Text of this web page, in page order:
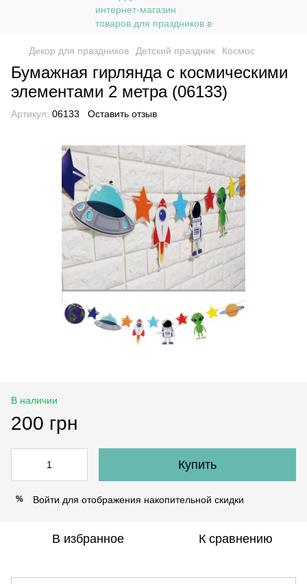
Декор для праздников Детский праздник Космос
Бумажная гирлянда c космическими
элементами 2 метра (06133)
Артикул: 06133 Оставить отзыв
В наличии
200 грн
Купить
% Войти для отображения накопительной скидки
В избранное К сравнению